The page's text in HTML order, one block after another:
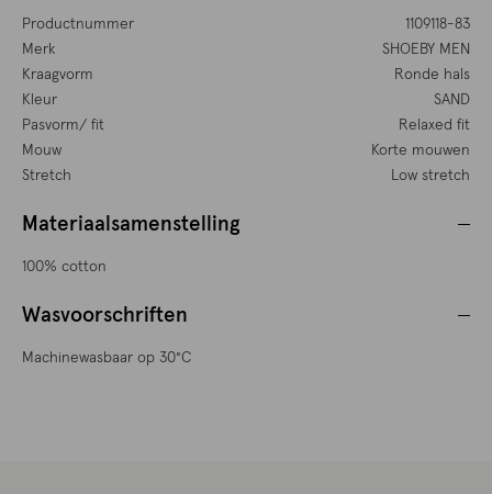
Productnummer
1109118-83
Merk
SHOEBY MEN
Kraagvorm
Ronde hals
Kleur
SAND
Pasvorm/ fit
Relaxed fit
Mouw
Korte mouwen
Stretch
Low stretch
Materiaalsamenstelling
100% cotton
Wasvoorschriften
Machinewasbaar op 30°C